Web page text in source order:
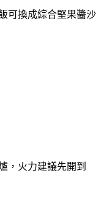
可換成綜合堅果醬沙
，火力建議先開到